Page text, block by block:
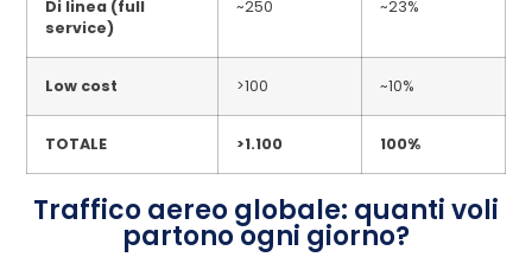
Di linea (full
service)
~250 ~23%
Low cost >100 ~10%
TOTALE >1.100 100%
Traffico aereo globale: quanti voli
partono ogni giorno?